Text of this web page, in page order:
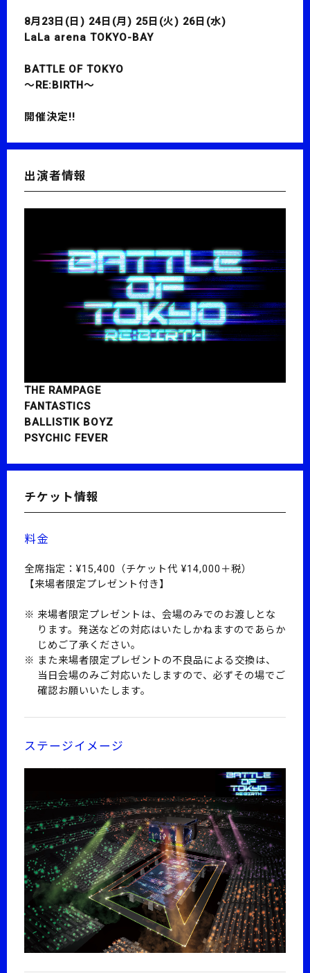
8月23日(日) 24日(月) 25日(火) 26日(水)
LaLa arena TOKYO-BAY
BATTLE OF TOKYO
〜RE:BIRTH〜
開催決定!!
出演者情報
THE RAMPAGE
FANTASTICS
BALLISTIK BOYZ
PSYCHIC FEVER
チケット情報
料金
全席指定：¥15,400（チケット代 ¥14,000＋税）
【来場者限定プレゼント付き】
来場者限定プレゼントは、会場のみでのお渡しとな
ります。発送などの対応はいたしかねますのであらか
じめご了承ください。
また来場者限定プレゼントの不良品による交換は、
当日会場のみご対応いたしますので、必ずその場でご
確認お願いいたします。
ステージイメージ